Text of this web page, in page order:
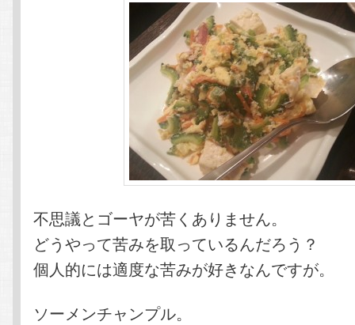
不思議とゴーヤが苦くありません。
どうやって苦みを取っているんだろう？
個人的には適度な苦みが好きなんですが。
ソーメンチャンプル。